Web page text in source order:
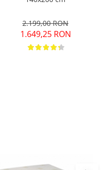
2.199,00 RON
1.649,25 RON